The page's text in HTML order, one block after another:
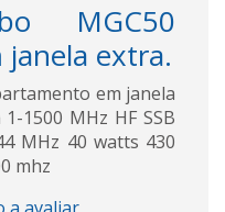
MGC50
extra.
em janela
1500 MHz HF SSB
MHz 40 watts 430
mhz